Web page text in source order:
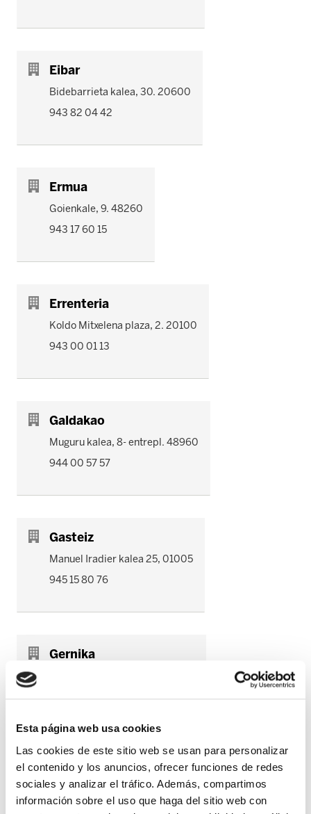
Esta página web usa cookies
Las cookies de este sitio web se usan para personalizar
el contenido y los anuncios, ofrecer funciones de redes
sociales y analizar el tráfico. Además, compartimos
información sobre el uso que haga del sitio web con
Eibar
Bidebarrieta kalea, 30. 20600
943 82 04 42
Ermua
Goienkale, 9. 48260
943 17 60 15
Errenteria
Koldo Mitxelena plaza, 2. 20100
943 00 01 13
Galdakao
Muguru kalea, 8- entrepl. 48960
944 00 57 57
Gasteiz
Manuel Iradier kalea 25, 01005
945 15 80 76
Gernika
946 27 00 53
Hernani
Argarain kalea, 3. Antziola Auzoa. 20120